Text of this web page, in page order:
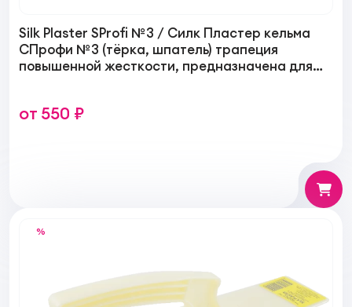
Silk Plaster SProfi №3 / Силк Пластер кельма
СПрофи №3 (тёрка, шпатель) трапеция
повышенной жесткости, предназначена для
от 550 ₽
%